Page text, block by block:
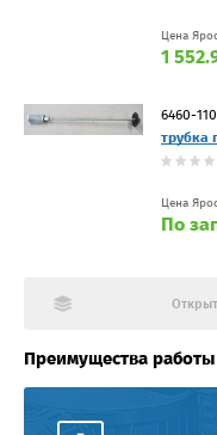
Цена
1
6460-
трубка
Цена
По
Преимущества